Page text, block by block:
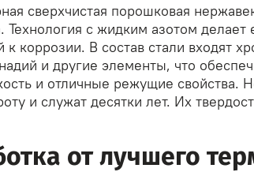
сверхчистая порошковая
Технология с жидким азотом делает
к коррозии. В состав стали входят
и другие элементы, что
и отличные режущие свойства.
и служат десятки лет. Их
от лучшего